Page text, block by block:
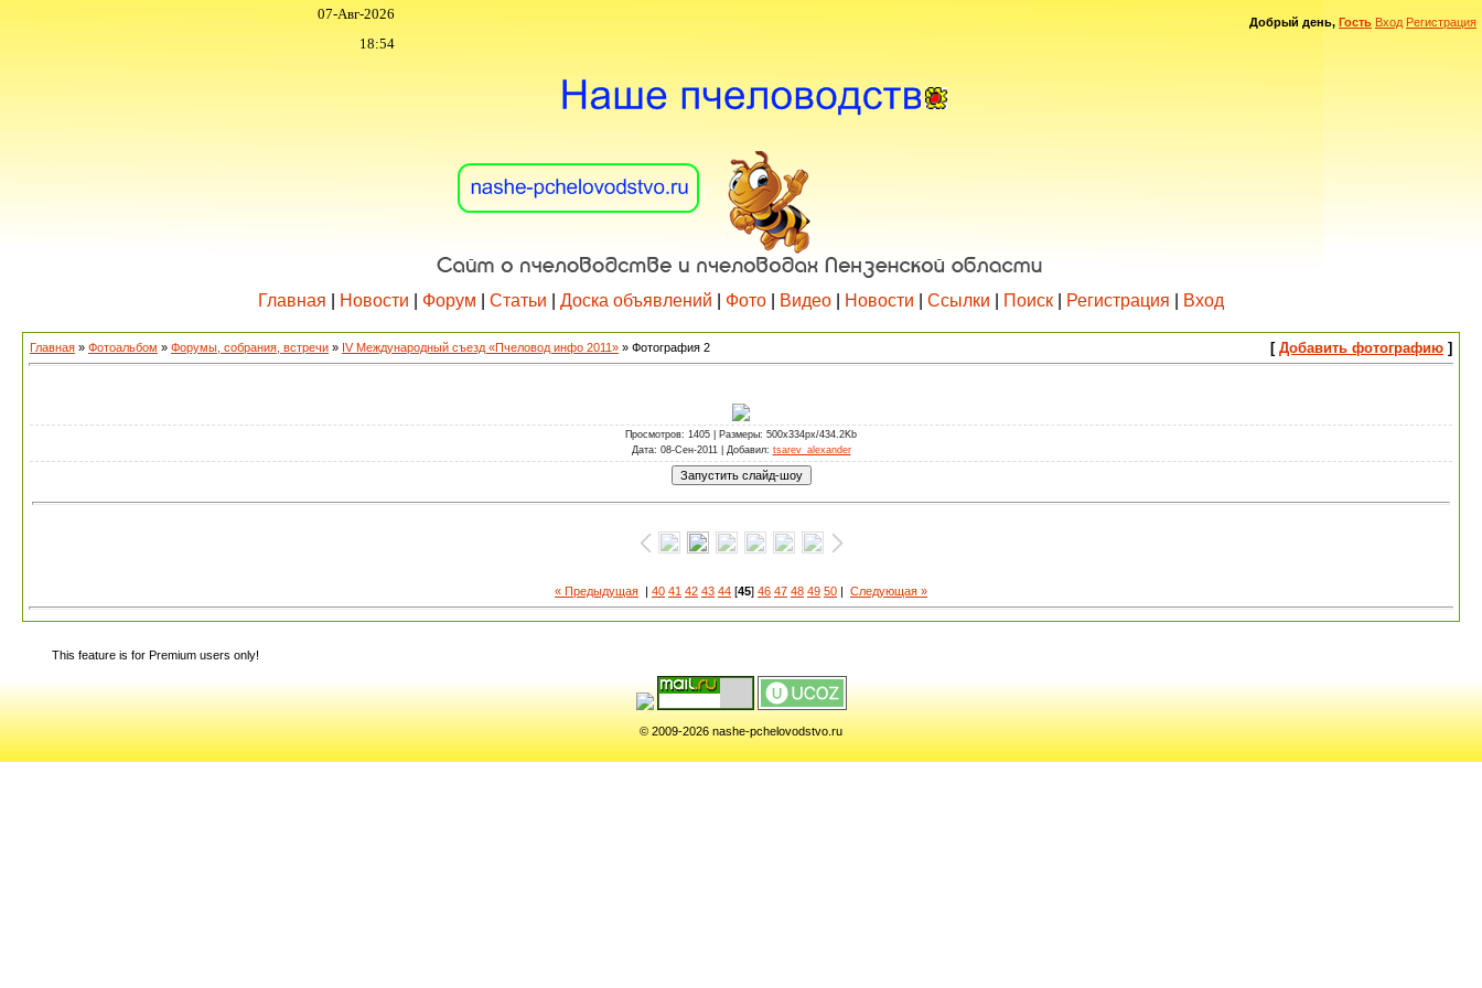
07-Авг-2026
18:54
Добрый день, Гость Вход Регистрация
Главная Новости Форум Статьи Доска объявлений Фото Видео Новости Ссылки Поиск Регистрация Вход
Главная » Фотоальбом » Форумы, собрания, встречи » IV Международный съезд «Пчеловод инфо 2011» » Фотография 2 [ Добавить фотографию ]
Просмотров: 1405 | Размеры: 500x334px/434.2Kb
Дата: 08-Сен-2011 | Добавил: tsarev_alexander
« Предыдущая | 40 41 42 43 44 [45] 46 47 48 49 50 | Следующая »
This feature is for Premium users only!
© 2009-2026 nashe-pchelovodstvo.ru